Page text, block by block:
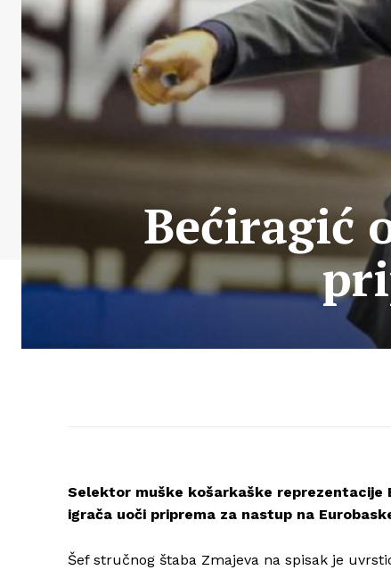
Bećiragić
Selektor muške košarkaške reprezentacije
igrača uoči priprema za nastup na
Šef stručnog štaba Zmajeva na spisak je